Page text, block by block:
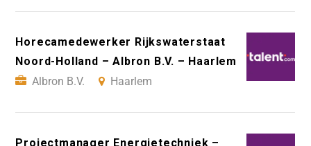
Horecamedewerker Rijkswaterstaat
Noord-Holland – Albron B.V. – Haarlem
Albron B.V.
Haarlem
Projectmanager Energietechniek –